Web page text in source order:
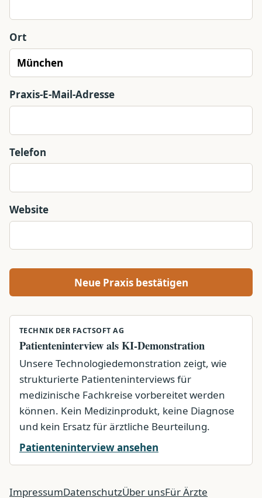
Ort
Praxis-E-Mail-Adresse
Telefon
Website
Neue Praxis bestätigen
TECHNIK DER FACTSOFT AG
Patienteninterview als KI-Demonstration
Unsere Technologiedemonstration zeigt, wie
strukturierte Patienteninterviews für
medizinische Fachkreise vorbereitet werden
können. Kein Medizinprodukt, keine Diagnose
und kein Ersatz für ärztliche Beurteilung.
Patienteninterview ansehen
ImpressumDatenschutzÜber unsFür Ärzte